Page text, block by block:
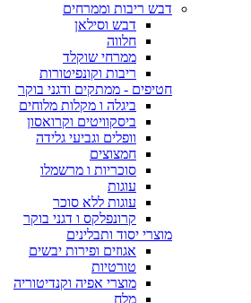
דבש ריבות וממרחים
דבש וסילאן
חלווה
ממרחי שוקלד
ריבות וקונפיטורות
חטיפים - ממתקים ודגני בוקר
ביגלה ו מקלות מלוחים
ביסקוויטים וקרואסון
וופלים וגביעי גלידה
חמצוצים
סוכריות ו מרשמלו
עוגות
עוגות ללא סוכר
קרונפלקס ו דגני בוקר
מוצרי יסוד ותבלינים
אגוזים ופירות יבשים
טורטיות
מוצרי אפיה וקנדיטוריה
מלח